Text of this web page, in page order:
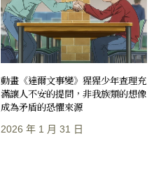
動畫《達爾文事變》猩猩少年查理充
滿讓人不安的提問，非我族類的想像
成為矛盾的恐懼來源
2026 年 1 月 31 日